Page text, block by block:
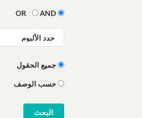
OR
AND
جميع الحقول
حسب الوصف